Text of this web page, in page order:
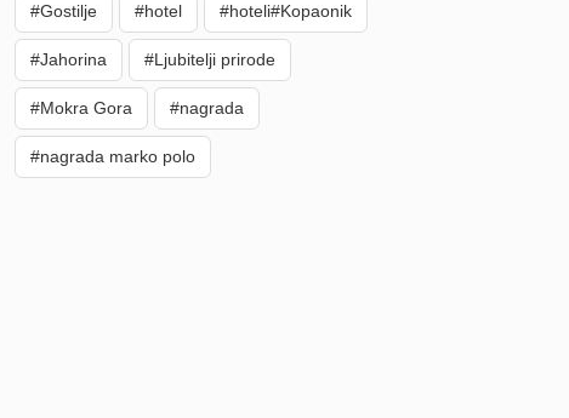
#Gostilje #hotel #hoteli#Kopaonik
#Jahorina #Ljubitelji prirode
#Mokra Gora #nagrada
#nagrada marko polo